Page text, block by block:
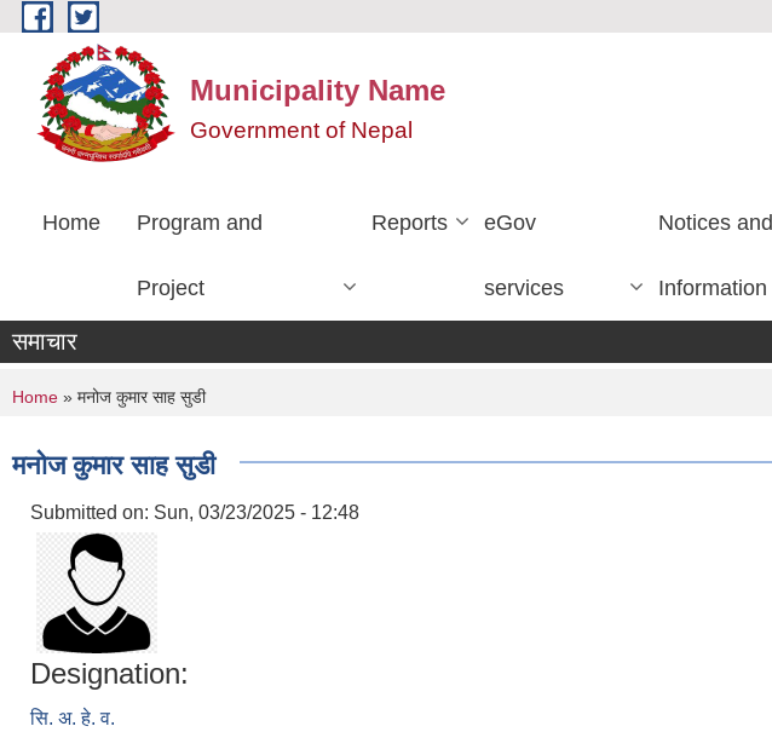
Skip to main content
Municipality Name
Government of Nepal
Home Program and
Project
Reports eGov
services
Notices and
Information
समाचार
You are here
Home » मनोज कुमार साह सुडी
मनोज कुमार साह सुडी
Submitted on: Sun, 03/23/2025 - 12:48
Designation:
सि. अ‍. हे. व.